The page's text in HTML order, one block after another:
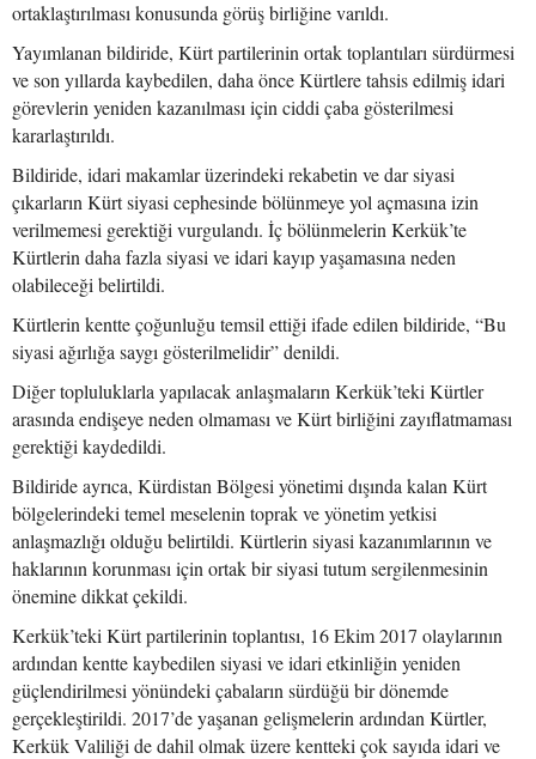
ortaklaştırılması konusunda görüş birliğine varıldı.
Yayımlanan bildiride, Kürt partilerinin ortak toplantıları sürdürmesi
ve son yıllarda kaybedilen, daha önce Kürtlere tahsis edilmiş idari
görevlerin yeniden kazanılması için ciddi çaba gösterilmesi
kararlaştırıldı.
Bildiride, idari makamlar üzerindeki rekabetin ve dar siyasi
çıkarların Kürt siyasi cephesinde bölünmeye yol açmasına izin
verilmemesi gerektiği vurgulandı. İç bölünmelerin Kerkük’te
Kürtlerin daha fazla siyasi ve idari kayıp yaşamasına neden
olabileceği belirtildi.
Kürtlerin kentte çoğunluğu temsil ettiği ifade edilen bildiride, “Bu
siyasi ağırlığa saygı gösterilmelidir” denildi.
Diğer topluluklarla yapılacak anlaşmaların Kerkük’teki Kürtler
arasında endişeye neden olmaması ve Kürt birliğini zayıflatmaması
gerektiği kaydedildi.
Bildiride ayrıca, Kürdistan Bölgesi yönetimi dışında kalan Kürt
bölgelerindeki temel meselenin toprak ve yönetim yetkisi
anlaşmazlığı olduğu belirtildi. Kürtlerin siyasi kazanımlarının ve
haklarının korunması için ortak bir siyasi tutum sergilenmesinin
önemine dikkat çekildi.
Kerkük’teki Kürt partilerinin toplantısı, 16 Ekim 2017 olaylarının
ardından kentte kaybedilen siyasi ve idari etkinliğin yeniden
güçlendirilmesi yönündeki çabaların sürdüğü bir dönemde
gerçekleştirildi. 2017’de yaşanan gelişmelerin ardından Kürtler,
Kerkük Valiliği de dahil olmak üzere kentteki çok sayıda idari ve